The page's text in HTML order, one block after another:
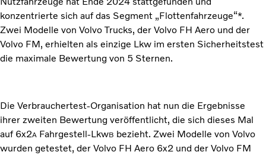
konzentrierte sich auf das Segment „Flottenfahrzeuge“*.
Zwei Modelle von Volvo Trucks, der Volvo FH Aero und der
Volvo FM, erhielten als einzige Lkw im ersten Sicherheitstest
die maximale Bewertung von 5 Sternen.
Die Verbrauchertest-Organisation hat nun die Ergebnisse
ihrer zweiten Bewertung veröffentlicht, die sich dieses Mal
auf 6x2A Fahrgestell-LkwB bezieht. Zwei Modelle von Volvo
wurden getestet, der Volvo FH Aero 6x2 und der Volvo FM